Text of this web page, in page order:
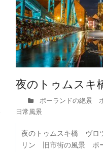
夜のトゥムス
ポーランドの絶景
日常風景
夜のトゥムスキ橋 ヴロ
リン 旧市街の風景 ポ